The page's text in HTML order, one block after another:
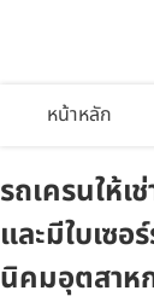
หน้าหลัก
รถเครนให้
และมีใบเซ
นิคมอุตสาห